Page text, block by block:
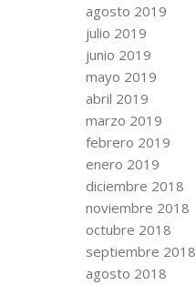
agosto 2019
julio 2019
junio 2019
mayo 2019
abril 2019
marzo 2019
febrero 2019
enero 2019
diciembre 2018
noviembre 2018
octubre 2018
septiembre 2018
agosto 2018